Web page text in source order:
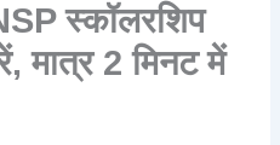
स्कॉलरशिप
2 मिनट में